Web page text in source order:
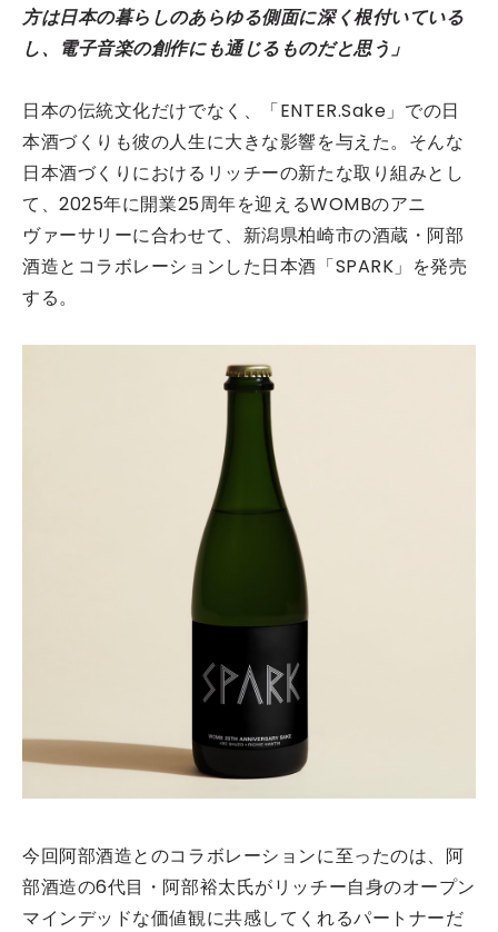
方は日本の暮らしのあらゆる側面に深く根付いている
し、電子音楽の創作にも通じるものだと思う」
日本の伝統文化だけでなく、「ENTER.Sake」での日
本酒づくりも彼の人生に大きな影響を与えた。そんな
日本酒づくりにおけるリッチーの新たな取り組みとし
て、2025年に開業25周年を迎えるWOMBのアニ
ヴァーサリーに合わせて、新潟県柏崎市の酒蔵・阿部
酒造とコラボレーションした日本酒「SPARK」を発売
する。
今回阿部酒造とのコラボレーションに至ったのは、阿
部酒造の6代目・阿部裕太氏がリッチー自身のオープン
マインデッドな価値観に共感してくれるパートナーだ